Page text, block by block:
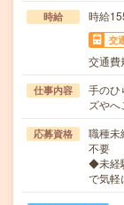
時給 時給
交
交通費
仕事内容
手のひ
ズや
応募資格
職種未
不要
◆未経
で気